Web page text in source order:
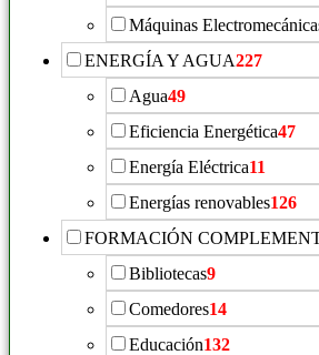
Máquinas
ENERGÍA Y AGUA227
Agua49
Eficiencia Energética47
Energía Eléctrica11
Energías renovables126
FORMACIÓN
Bibliotecas9
Comedores14
Educación132